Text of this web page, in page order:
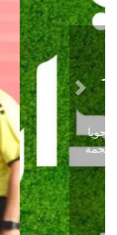
الأولى
بعد
الدرجة
حسم ل...
Previous